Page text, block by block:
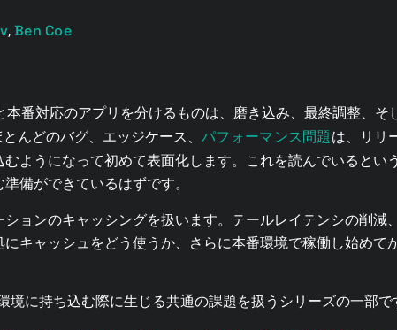
, Ben Coe
本番対応のアプリを分けるものは、磨き込み、最終調整、そ
んどのバグ、エッジケース、 パフォーマンス問題 は、リリ
ようになって初めて表面化します。これを読んでいるとい
備ができているはずです。
ョンのキャッシングを扱います。テールレイテンシの削減
にキャッシュをどう使うか、さらに本番環境で稼働し始めて
境に持ち込む際に生じる共通の課題を扱うシリーズの一部で